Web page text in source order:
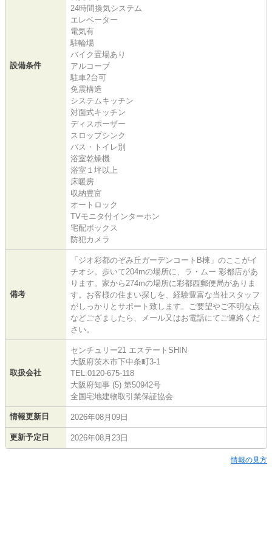
設備条件
24時間換気システム
エレベーター
電気有
駐輪場
バイク置場あり
アルコーブ
駐車2台可
免震構造
システムキッチン
対面式キッチン
ディスポーザー
スロップシンク
バス・トイレ別
浴室乾燥機
浴室１坪以上
床暖房
収納豊富
オートロック
TVモニタ付インターホン
宅配ボックス
防犯カメラ
備考
「ジオ彩都のぞみ丘ガーデンコートB棟」のここがイ
チオシ。歩いて204mの場所に、ラ・ムー 彩都店があ
ります。家から274mの場所に彩都西郵便局がありま
す。お客様の住まい探しを、経験豊富な当社スタッフ
がしっかりとサポート致します。ご要望やご不明な点
などござましたら、メール又はお電話にてご連絡くだ
さい。
取扱会社
センチュリー21 エステートSHIN
大阪府茨木市下中条町3-1
TEL:0120-675-118
大阪府知事 (5) 第50942号
全国宅地建物取引業保証協会
情報更新日 2026年08月09日
更新予定日 2026年08月23日
情報の見方